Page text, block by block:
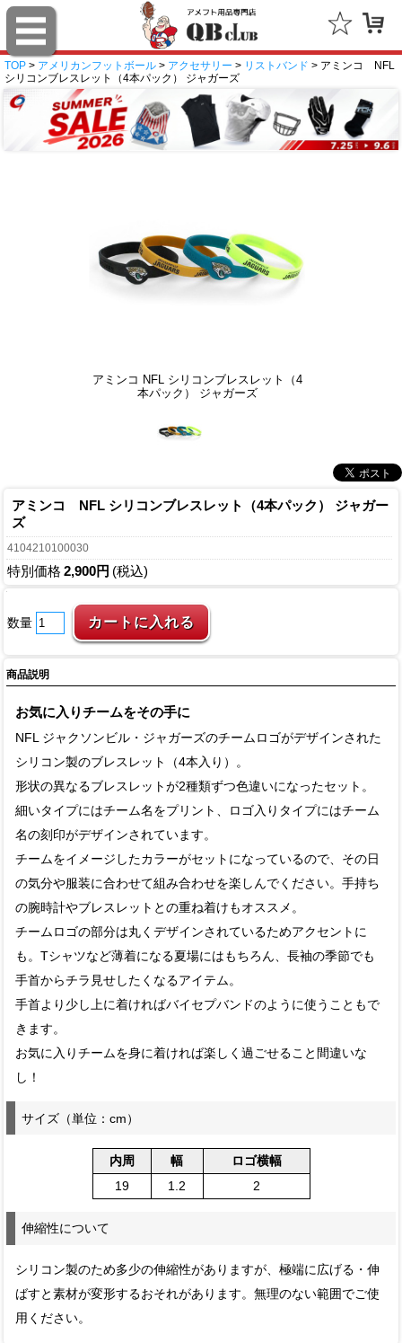
TOP > アメリカンフットボール > アクセサリー > リストバンド > アミンコ NFL
シリコンブレスレット（4本パック） ジャガーズ
アミンコ NFL シリコンブレスレット（4
本パック） ジャガーズ
アミンコ NFL シリコンブレスレット（4本パック） ジャガー
ズ
4104210100030
特別価格 2,900円 (税込)
数量
商品説明
お気に入りチームをその手に
NFL ジャクソンビル・ジャガーズのチームロゴがデザインされた
シリコン製のブレスレット（4本入り）。
形状の異なるブレスレットが2種類ずつ色違いになったセット。
細いタイプにはチーム名をプリント、ロゴ入りタイプにはチーム
名の刻印がデザインされています。
チームをイメージしたカラーがセットになっているので、その日
の気分や服装に合わせて組み合わせを楽しんでください。手持ち
の腕時計やブレスレットとの重ね着けもオススメ。
チームロゴの部分は丸くデザインされているためアクセントに
も。Tシャツなど薄着になる夏場にはもちろん、長袖の季節でも
手首からチラ見せしたくなるアイテム。
手首より少し上に着ければバイセプバンドのように使うこともで
きます。
お気に入りチームを身に着ければ楽しく過ごせること間違いな
し！
サイズ（単位：cm）
内周 幅
ロゴ横幅
19
1.2 2
伸縮性について
シリコン製のため多少の伸縮性がありますが、極端に広げる・伸
ばすと素材が変形するおそれがあります。無理のない範囲でご使
用ください。